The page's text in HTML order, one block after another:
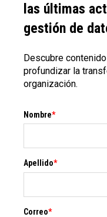
las últimas
gestión de
Descubre
profundizar la
organización.
Nombre*
Apellido*
Correo*